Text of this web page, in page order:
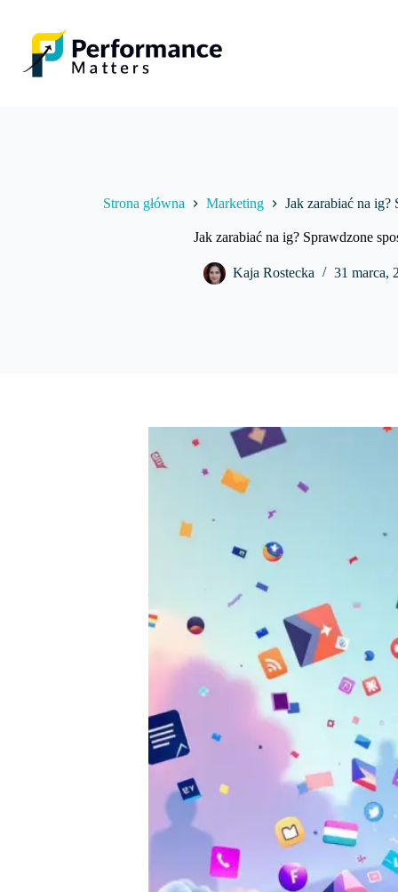
Strona główna Marketing Jak zarabiać na ig?
Jak zarabiać na ig? Sprawdzone
Kaja Rostecka 31 marca,